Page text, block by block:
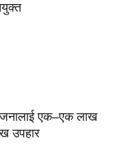
जनालाई एक–एक लाख
उपहार